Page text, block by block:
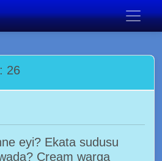
26
eyi? Ekata sudusu
Cream warga